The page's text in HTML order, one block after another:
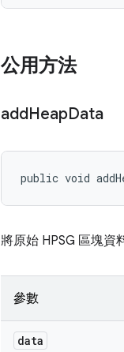
公用方法
addHeapData
public void
將原始 HPSG 區塊資
參數
data